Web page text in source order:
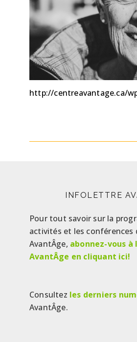
http://centreavantage.ca/
INFOLETTRE
Pour tout savoir sur la
activités et les conférences
AvantÂge, abonnez-vous
AvantÂge en cliquant ici!
Consultez les derniers
AvantÂge.